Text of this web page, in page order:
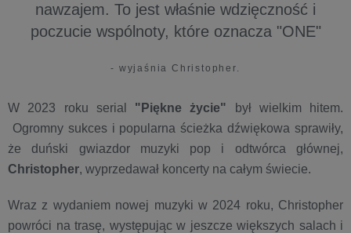
nawzajem. To jest właśnie wdzięczność i
poczucie wspólnoty, które oznacza "ONE"
- wyjaśnia Christopher.
W 2023 roku serial "Piękne życie" był wielkim hitem.
Ogromny sukces i popularna ścieżka dźwiękowa sprawiły,
że duński gwiazdor muzyki pop i odtwórca głównej,
Christopher, wyprzedawał koncerty na całym świecie.
Wraz z wydaniem nowej muzyki w 2024 roku, Christopher
powróci na trasę, występując w jeszcze większych salach i